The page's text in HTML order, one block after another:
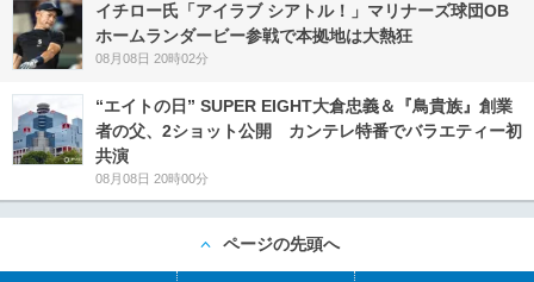
イチロー氏「アイラブ シアトル！」マリナーズ球団OB
ホームランダービー参戦で本拠地は大熱狂
08月08日 20時02分
“エイトの日” SUPER EIGHT大倉忠義＆『鳥貴族』創業
者の父、2ショット公開 カンテレ特番でバラエティー初
共演
08月08日 20時00分
ページの先頭へ